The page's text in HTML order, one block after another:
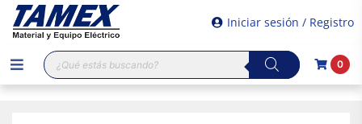
Iniciar sesión / Registro
Búsqueda
de
productos
0